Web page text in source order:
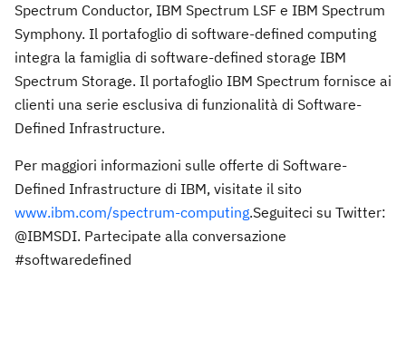
Spectrum Conductor, IBM Spectrum LSF e IBM Spectrum
Symphony. Il portafoglio di software-defined computing
integra la famiglia di software-defined storage IBM
Spectrum Storage. Il portafoglio IBM Spectrum fornisce ai
clienti una serie esclusiva di funzionalità di Software-
Defined Infrastructure.
Per maggiori informazioni sulle offerte di Software-
Defined Infrastructure di IBM, visitate il sito
www.ibm.com/spectrum-computing.Seguiteci su Twitter:
@IBMSDI. Partecipate alla conversazione
#softwaredefined